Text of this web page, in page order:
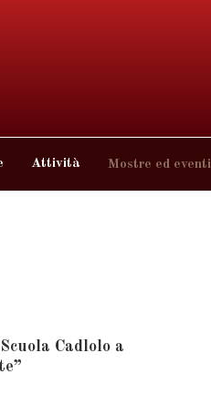
Attività Mostre ed eventi
Cadlolo a